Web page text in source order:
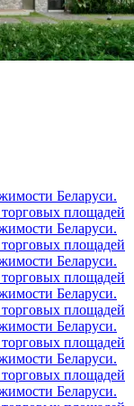
Беларуси.
площадей
Беларуси.
площадей
Беларуси.
площадей
Беларуси.
площадей
Беларуси.
площадей
Беларуси.
площадей
Беларуси.